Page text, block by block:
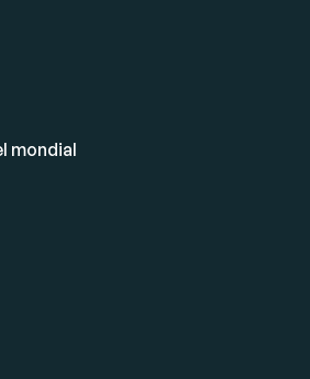
mondial